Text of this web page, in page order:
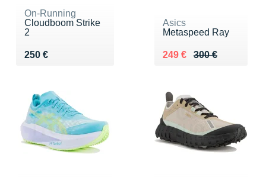
On-Running
Cloudboom Strike
2
250 €
Vendu 250 €
Asics
Metaspeed Ray
300 €
Au lieu de 300 €
249 €
Vendu 249 €